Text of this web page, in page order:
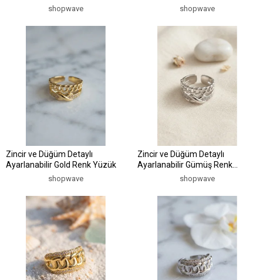
shopwave shopwave
Zincir ve Düğüm Detaylı
Ayarlanabilir Gold Renk Yüzük
shopwave
Zincir ve Düğüm Detaylı
Ayarlanabilir Gümüş Renk
shopwave